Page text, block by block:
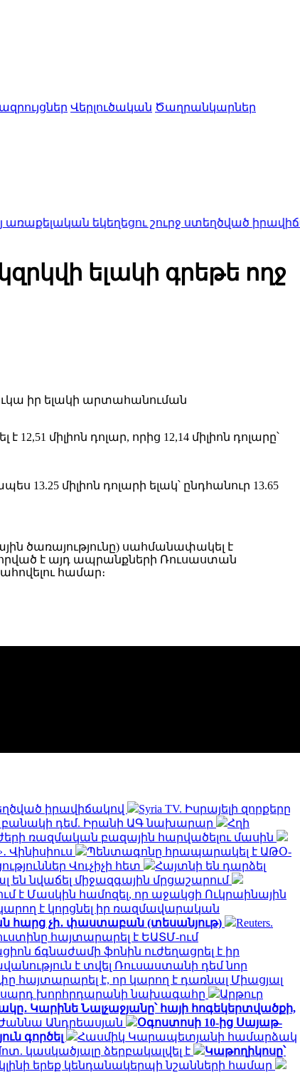
Վերլուծական Ծաղրանկարներ
եկեղեցու շուրջ ստեղծված իրավիճակով23:50
ելակի գրեթե ողջ
իր ելակի արտահանուման
միլիոն դոլար, որից 12,14 միլիոն դոլարը՝
միլիոն դոլարի ելակ՝ ընդհանուր 13.65
ծառայությունը) սահմանափակել է
է այդ ապրանքների Ռուսաստան
համար։
իրավիճակով
Syria TV. Իսրայելի զորքերը
բանակի դեմ. Իրանի ԱԳ նախարար
Հղի
ռազմական բազային հարվածելու մասին
Վինիսիուս
Պենտագոնը հրապարակել է ԱԹՕ-
Վուչիչի հետ
Հայտնի են դարձել
են նվաճել միջազգային մրցաշարում
է Մասկին համոզել, որ աջակցի Ուկրաինային
կարող է կորցնել իր ռազմավարական
հարց չի․ փաստաբան (տեսանյութ)
Reuters.
հայտարարել է ԵԱՏՄ-ում
ճգնաժամի ֆոնին ուժեղացրել է իր
է տվել Ռուսաստանի դեմ նոր
հայտարարել է, որ կարող է դառնալ Միացյալ
խորհրդարանի նախագահը
Արթուր
Կարինե Նալչաջյանը՝ հայի հոգեկերտվածքի,
Ժաննա Անդրեասյան
Օգոստոսի 10-ից Սայաթ-
գործել
Հասմիկ Կարապետյանի համարձակ
կասկածյալը ձերբակալվել է
Կաթողիկոսը՝
երեք կենդանակերպի նշանների համար